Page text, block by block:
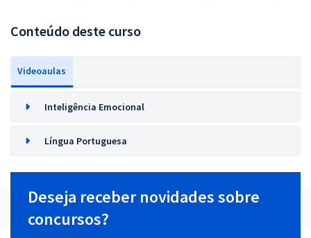
Conteúdo deste curso
Videoaulas
Inteligência Emocional
Língua Portuguesa
Deseja receber novidades sobre
concursos?